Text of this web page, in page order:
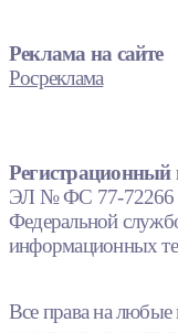
Реклама на сайте
Росреклама
Регистрационный
ЭЛ № ФС 77-72266
Федеральной
информационных
Все права на любые